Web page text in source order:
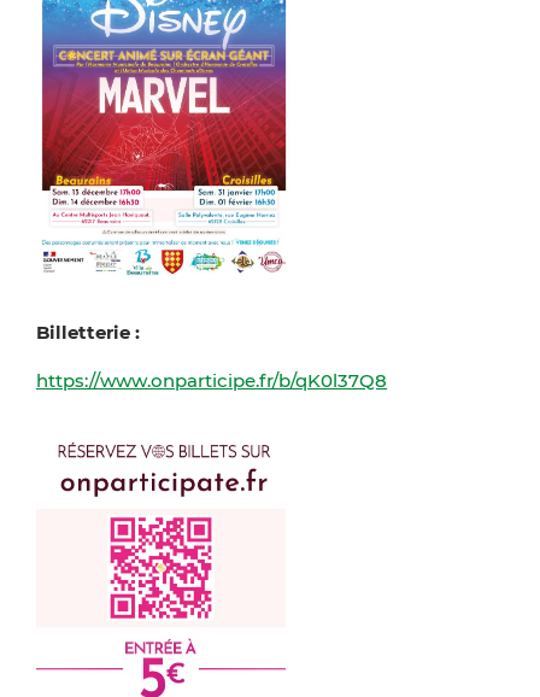
Billetterie :
https://www.onparticipe.fr/b/qK0l37Q8